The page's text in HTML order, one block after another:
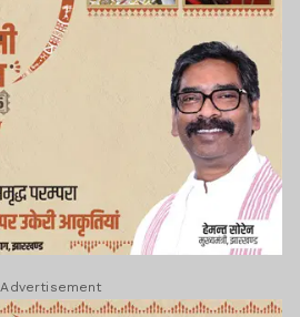
Advertisement